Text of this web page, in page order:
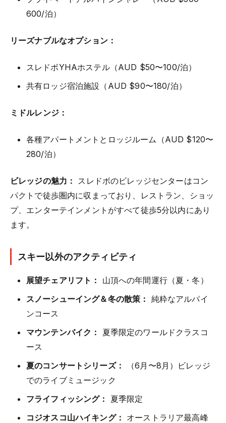
600/泊）
リーズナブルなオプション：
スレドボYHAホステル（AUD $50〜100/泊）
共有ロッジ宿泊施設（AUD $90〜180/泊）
ミドルレンジ：
各種アパートメントとロッジルーム（AUD $120〜
280/泊）
ビレッジの魅力：
スレドボのビレッジセンターはコン
パクトで徒歩圏内に収まっており、レストラン、ショッ
プ、エンターテインメントがすべて徒歩5分以内にあり
ます。
スキー以外のアクティビティ
展望チェアリフト：
山頂への年間運行（夏・冬）
スノーシューイング＆冬の散策： 純粋なアルパイ
ンコース
マウンテンバイク：
夏季限定のワールドクラスコ
ース
夏のコンサートシリーズ：
（6月〜8月）ビレッジ
でのライブミュージック
フライフィッシング：
夏季限定
コジオスコ山ハイキング： オーストラリア最高峰